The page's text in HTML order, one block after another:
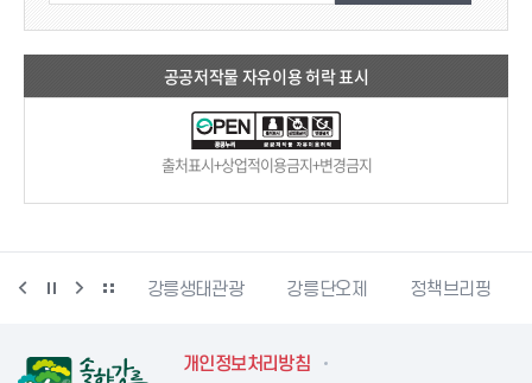
공공저작물 자유이용 허락 표시
출처표시+상업적이용금지+변경금지
동물사랑센터 강릉생태관광 강릉단오제 정책브리핑
개인정보처리방침